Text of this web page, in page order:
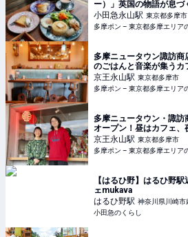
ー）」英国の物語が息
小田急永山駅 東京都多摩市
多摩ポン – 東京都多摩エリア
多摩ニュータウン諏訪
のごはんと音楽が集う
京王永山駅 東京都多摩市
多摩ポン – 東京都多摩エリア
多摩ニュータウン・諏
オープン！昼はカフェ
京王永山駅 東京都多摩市
多摩ポン – 東京都多摩エリア
【はるひ野】はるひ野
ェmukava
はるひ野駅 神奈川県川崎市
小田急のくらし